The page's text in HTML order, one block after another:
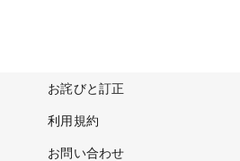
お詫びと訂正
利用規約
お問い合わせ